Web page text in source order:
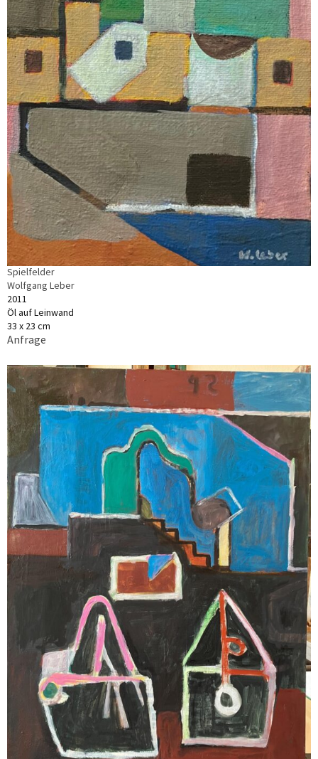
Spielfelder
Wolfgang Leber
2011
Öl auf Leinwand
33 x 23 cm
Anfrage